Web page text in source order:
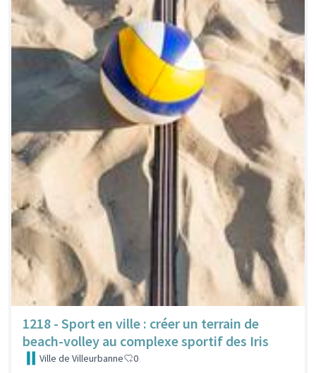
1218 - Sport en ville : créer un terrain de
beach-volley au complexe sportif des Iris
Ville de Villeurbanne 0